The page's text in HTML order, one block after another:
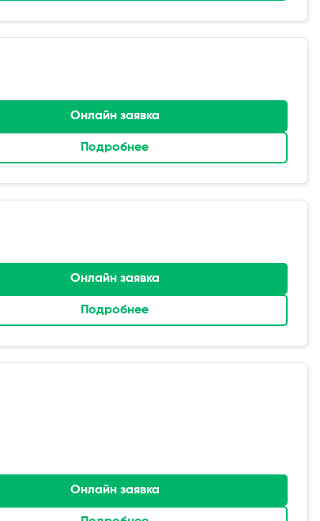
Онлайн заявка
Подробнее
Онлайн заявка
Подробнее
Онлайн заявка